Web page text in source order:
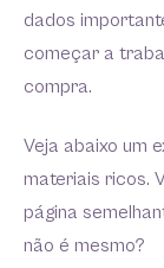
dados
começar a
compra.
Veja abaixo um
materiais ricos.
página
não é mesmo?